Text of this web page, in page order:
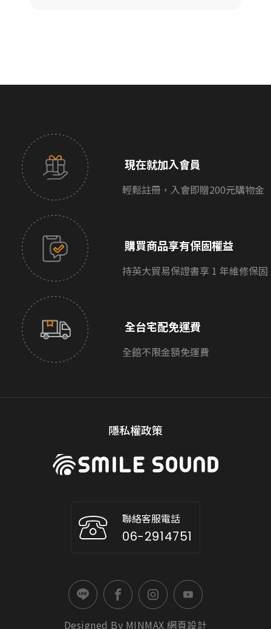
現在就加入會員
輕鬆註冊，入會即贈200元購物金
購買商品享有保固權益
持英大貿易保證書享 1 年維修保固
全台宅配免運費
全館不限金額免運費
隱私權政策
聯絡客服電話
06-2914751
Designed By MINMAX 網頁設計